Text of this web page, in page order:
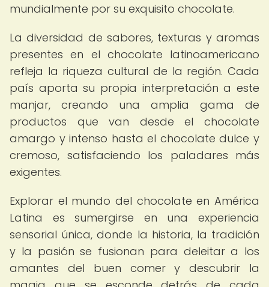
mundialmente por su exquisito chocolate.
La diversidad de sabores, texturas y aromas
presentes en el chocolate latinoamericano
refleja la riqueza cultural de la región. Cada
país aporta su propia interpretación a este
manjar, creando una amplia gama de
productos que van desde el chocolate
amargo y intenso hasta el chocolate dulce y
cremoso, satisfaciendo los paladares más
exigentes.
Explorar el mundo del chocolate en América
Latina es sumergirse en una experiencia
sensorial única, donde la historia, la tradición
y la pasión se fusionan para deleitar a los
amantes del buen comer y descubrir la